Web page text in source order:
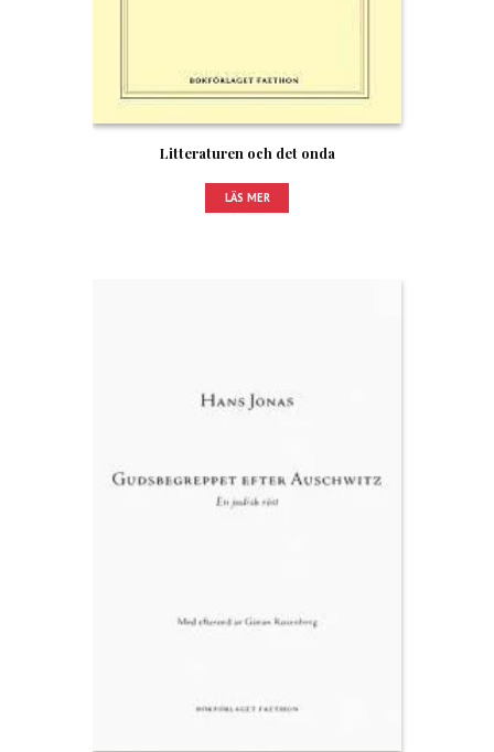
Litteraturen och det onda
LÄS MER